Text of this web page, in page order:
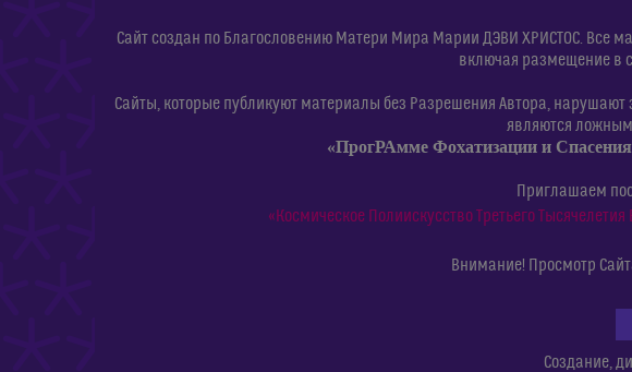
Сайт создан по Благословению Матери Мира Марии ДЭВИ ХРИСТОС. Все
включая размещение в
Сайты, которые публикуют материалы без Разрешения Автора,
являются
«ПрогРАмме Фохатизации и
Приглашаем
«Космическое Полиискусство Третьего
Внимание! Просмотр
Создание,